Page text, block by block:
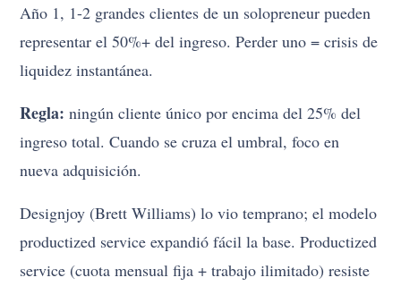
Año 1, 1-2 grandes clientes de un solopreneur pueden
representar el 50%+ del ingreso. Perder uno = crisis de
liquidez instantánea.
Regla: ningún cliente único por encima del 25% del
ingreso total. Cuando se cruza el umbral, foco en
nueva adquisición.
Designjoy (Brett Williams) lo vio temprano; el modelo
productized service expandió fácil la base. Productized
service (cuota mensual fija + trabajo ilimitado) resiste